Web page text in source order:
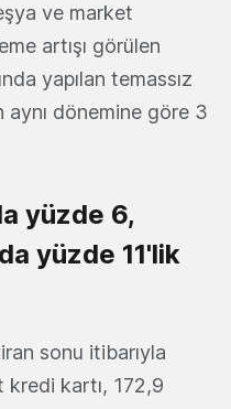
ve market
artışı görülen
yapılan temassız
aynı dönemine göre 3
yüzde 6,
yüzde 11'lik
sonu itibarıyla
kartı, 172,9